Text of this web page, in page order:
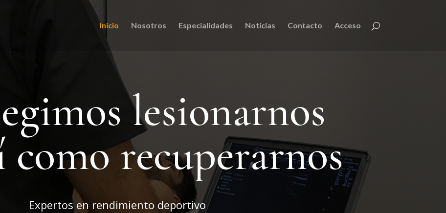
Inicio Nosotros Especialidades Noticias Contacto Acceso
lesionarnos
como recuperarnos
Expertos en rendimiento deportivo